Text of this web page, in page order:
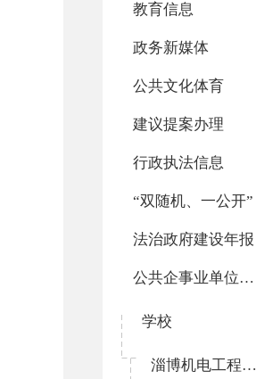
教育信息
政务新媒体
公共文化体育
建议提案办理
行政执法信息
“双随机、一公开”
法治政府建设年报
公共企事业单位信息公开
学校
淄博机电工程学校